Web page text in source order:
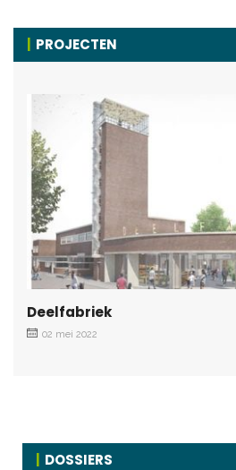
PROJECTEN
Deelfabriek
02 mei 2022
DOSSIERS